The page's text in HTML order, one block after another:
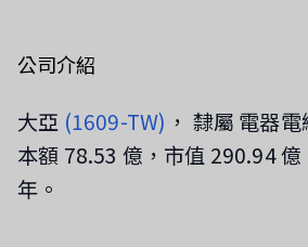
公司介紹
大亞 (1609-TW) ， 隸屬 電器電纜 產業類別。資
本額 78.53 億，市值 290.94
年。